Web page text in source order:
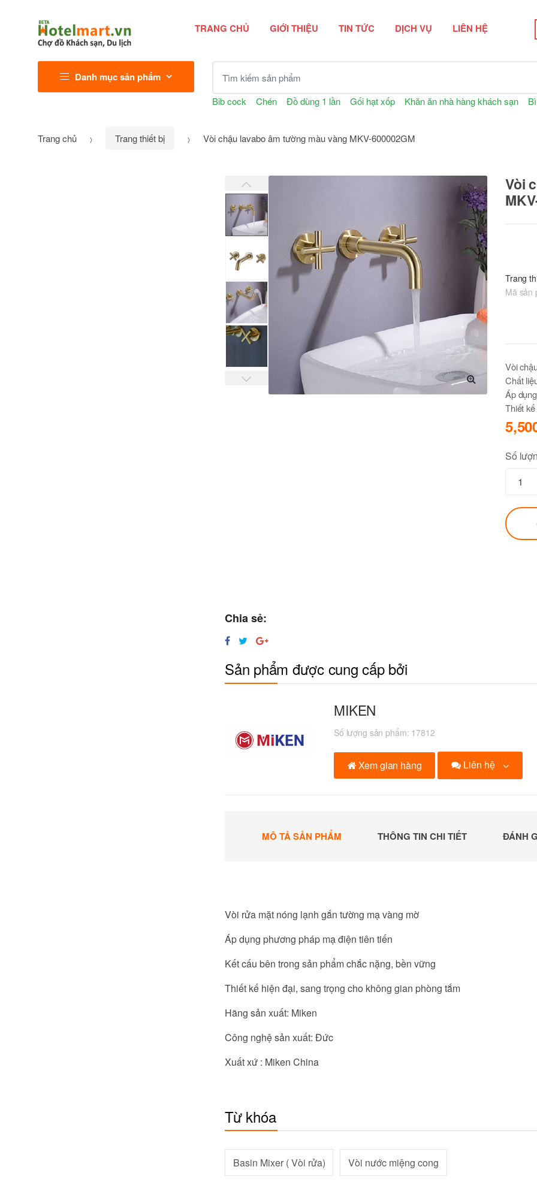
TRANG CHỦ GIỚI THIỆU TIN TỨC DỊCH VỤ LIÊN HỆ
Danh mục sản phẩm
Bib cock Chén Đồ dùng 1 lần Gối hạt xốp Khăn ăn nhà hàng khách sạn
Trang chủ Trang thiết bị Vòi chậu lavabo âm tường màu vàng MKV-600002GM
🔍
Vòi
Trang
Mã sản
Vòi
Chất
Áp
Thiết
Số
Chia sẻ:
Sản phẩm được cung cấp bởi
MIKEN
Số lượng sản phẩm: 17812
Xem gian hàng Liên hệ
MÔ TẢ SẢN PHẨM THÔNG TIN CHI TIẾT ĐÁNH
Vòi rửa mặt nóng lạnh gắn tường mạ vàng mờ
Áp dụng phương pháp mạ điện tiên tiến
Kết cấu bên trong sản phẩm chắc nặng, bền vững
Thiết kế hiện đại, sang trọng cho không gian phòng tắm
Hãng sản xuất: Miken
Công nghệ sản xuất: Đức
Xuất xứ : Miken China
Từ khóa
Basin Mixer ( Vòi rửa) Vòi nước miệng cong